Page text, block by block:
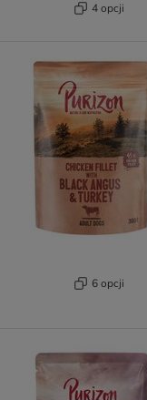
4 opcji
6 opcji